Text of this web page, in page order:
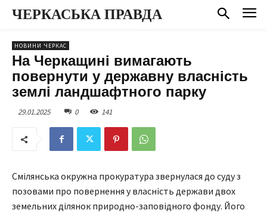
ЧЕРКАСЬКА ПРАВДА
НОВИНИ ЧЕРКАС
На Черкащині вимагають
повернути у державну власність
землі ландшафтного парку
29.01.2025 0 141
Смілянська окружна прокуратура звернулася до суду з
позовами про повернення у власність держави двох
земельних ділянок природно-заповідного фонду. Його